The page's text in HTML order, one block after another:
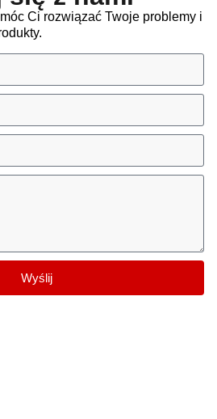
Ci rozwiązać Twoje problemy i
Wyślij